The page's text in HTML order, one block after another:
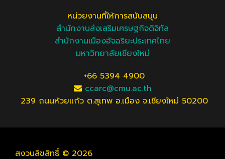
หน่วยงานที่ให้การสนับสนุน
สำนักงานส่งเสริมเศรษฐกิจดิจิทัล
สำนักงานเมืองอัจฉริยะประเทศไทย
มหาวิทยาลัยเชียงใหม่
+66 5394 4900
ccarc@cmu.ac.th
239 ถนนห้วยแก้ว ต.สุเทพ อ.เมือง จ.เชียงใหม่ 50200
สงวนลิขสิทธิ์ © 2026